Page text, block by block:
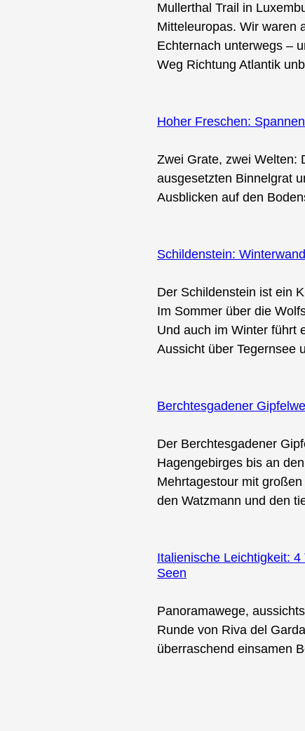
Mullerthal Trail in
Mitteleuropas. Wir waren
Echternach unterwegs –
Weg Richtung Atlantik
Hoher Freschen:
Zwei Grate, zwei Welten:
ausgesetzten Binnelgrat
Ausblicken auf den
Schildenstein:
Der Schildenstein ist ein
Im Sommer über die
Und auch im Winter führt
Aussicht über Tegernsee
Berchtesgadener
Der Berchtesgadener
Hagengebirges bis an
Mehrtagestour mit
den Watzmann und den
Italienische Leichtigkeit:
Seen
Panoramawege,
Runde von Riva del
überraschend einsamen